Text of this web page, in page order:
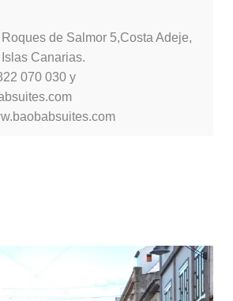
de Salmor 5,Costa Adeje,
Canarias.
070 030 y